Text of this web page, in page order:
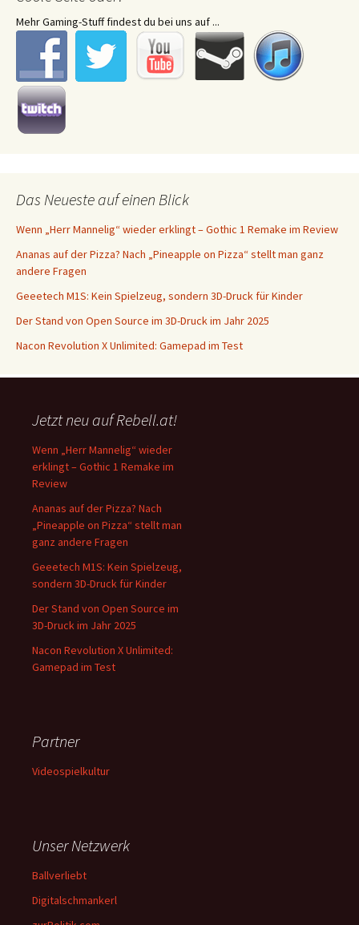
Mehr Gaming-Stuff findest du bei uns auf ...
Das Neueste auf einen Blick
Wenn „Herr Mannelig“ wieder erklingt – Gothic 1 Remake im Review
Ananas auf der Pizza? Nach „Pineapple on Pizza“ stellt man ganz
andere Fragen
Geeetech M1S: Kein Spielzeug, sondern 3D-Druck für Kinder
Der Stand von Open Source im 3D-Druck im Jahr 2025
Nacon Revolution X Unlimited: Gamepad im Test
Jetzt neu auf Rebell.at!
Wenn „Herr Mannelig“ wieder
erklingt – Gothic 1 Remake im
Review
Ananas auf der Pizza? Nach
„Pineapple on Pizza“ stellt man
ganz andere Fragen
Geeetech M1S: Kein Spielzeug,
sondern 3D-Druck für Kinder
Der Stand von Open Source im
3D-Druck im Jahr 2025
Nacon Revolution X Unlimited:
Gamepad im Test
Partner
Videospielkultur
Unser Netzwerk
Ballverliebt
Digitalschmankerl